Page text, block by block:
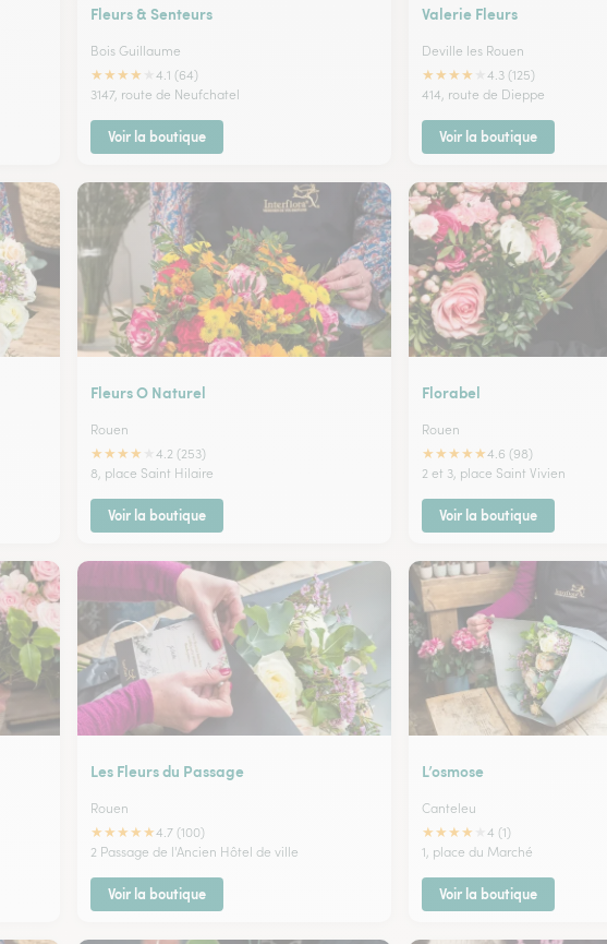
Fleurs & Senteurs
Bois Guillaume
★★★★
4.1 (64)
3147, route de Neufchatel
Voir la boutique
Valerie Fleurs
Deville les Rouen
★★★★
4.3 (125)
414, route de Dieppe
Voir la boutique
Fleurs O Naturel
Rouen
★★★★
4.2 (253)
8, place Saint Hilaire
Voir la boutique
Florabel
Rouen
★★★★★4.6 (98)
2 et 3, place Saint Vivien
Voir la boutique
Les Fleurs du Passage
Rouen
★★★★★4.7 (100)
2 Passage de l'Ancien Hôtel de ville
Voir la boutique
L’osmose
Canteleu
★★★★
4 (1)
1, place du Marché
Voir la boutique